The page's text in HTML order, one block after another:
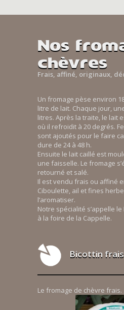
Nos
chèvres
Frais, affiné, originaux,
Un fromage pèse environ
litre de lait. Chaque jour,
litres. Après la traite, le lait
où il refroidit à 20 degrés.
sont ajoutés pour le faire
dure de 24 à 48 h.
Ensuite le lait caillé est
une faisselle. Le fromage
retourné et salé.
Il est vendu frais ou affiné
Ciboulette, ail et fines
l’aromatiser.
Notre spécialité s’appelle
à la foire de la Cappelle.
Bicottin frais
Le fromage de chèvre frais.